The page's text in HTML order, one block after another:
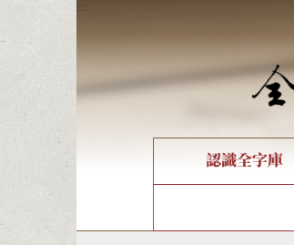
:::
認識全字庫